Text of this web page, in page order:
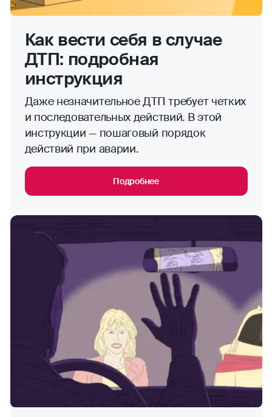
Как вести себя в случае
ДТП: подробная
инструкция
Даже незначительное ДТП требует четких
и последовательных действий. В этой
инструкции — пошаговый порядок
действий при аварии.
Подробнее